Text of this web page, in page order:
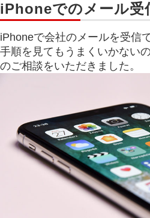
iPhoneでのメール受
iPhoneで会社のメールを受信
手順を見てもうまくいかない
のご相談をいただきました。